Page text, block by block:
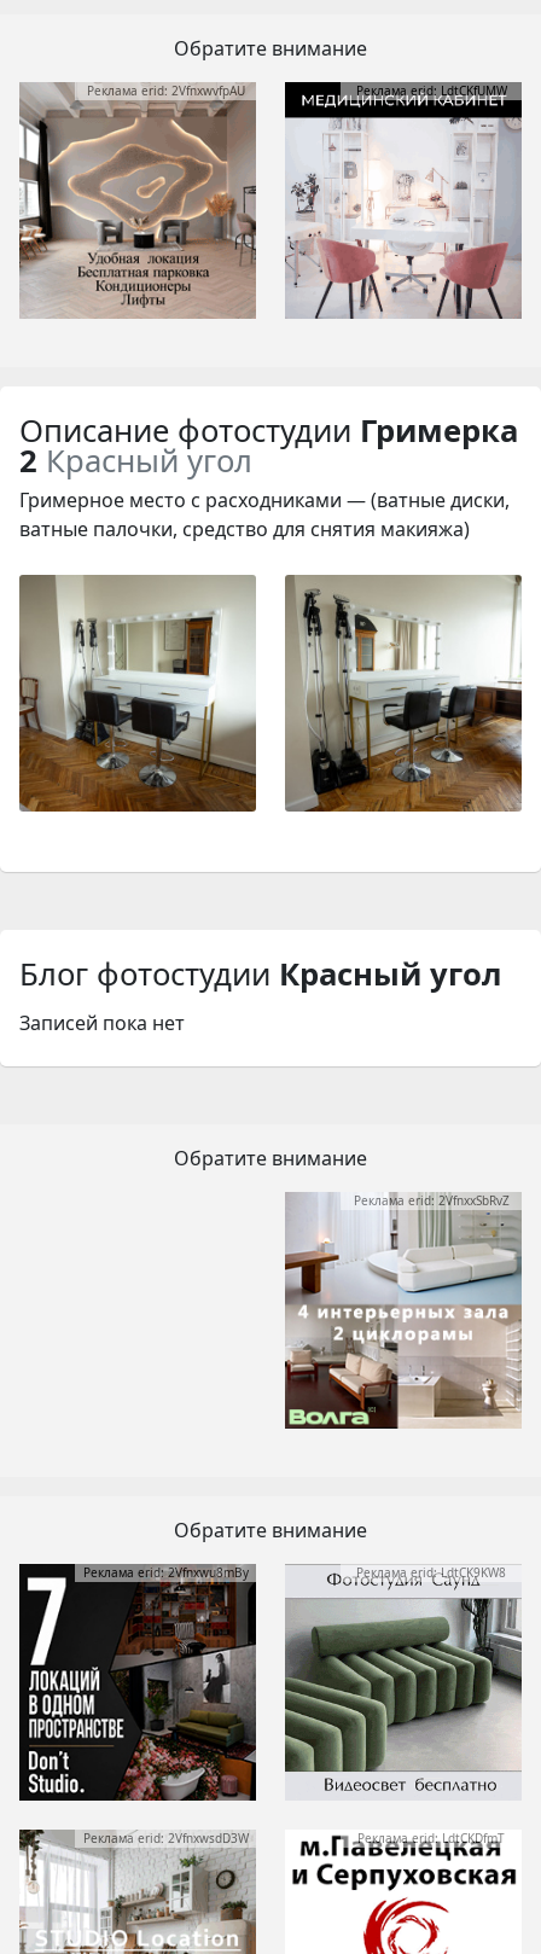
Обратите внимание
Реклама erid: 2VfnxwvfpAU Реклама erid: LdtCKfUMW
Описание фотостудии Гримерка
2 Красный угол
Гримерное место с расходниками — (ватные диски,
ватные палочки, средство для снятия макияжа)
Блог фотостудии Красный угол
Записей пока нет
Обратите внимание
Реклама erid: 2VfnxxSbRvZ
Обратите внимание
Реклама erid: 2Vfnxwu8mBy Реклама erid: LdtCK9KW8
Реклама erid: 2VfnxwsdD3W Реклама erid: LdtCKDfmT